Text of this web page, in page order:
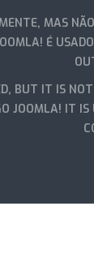
MAS
É
BUT IT IS
JOOMLA! IT